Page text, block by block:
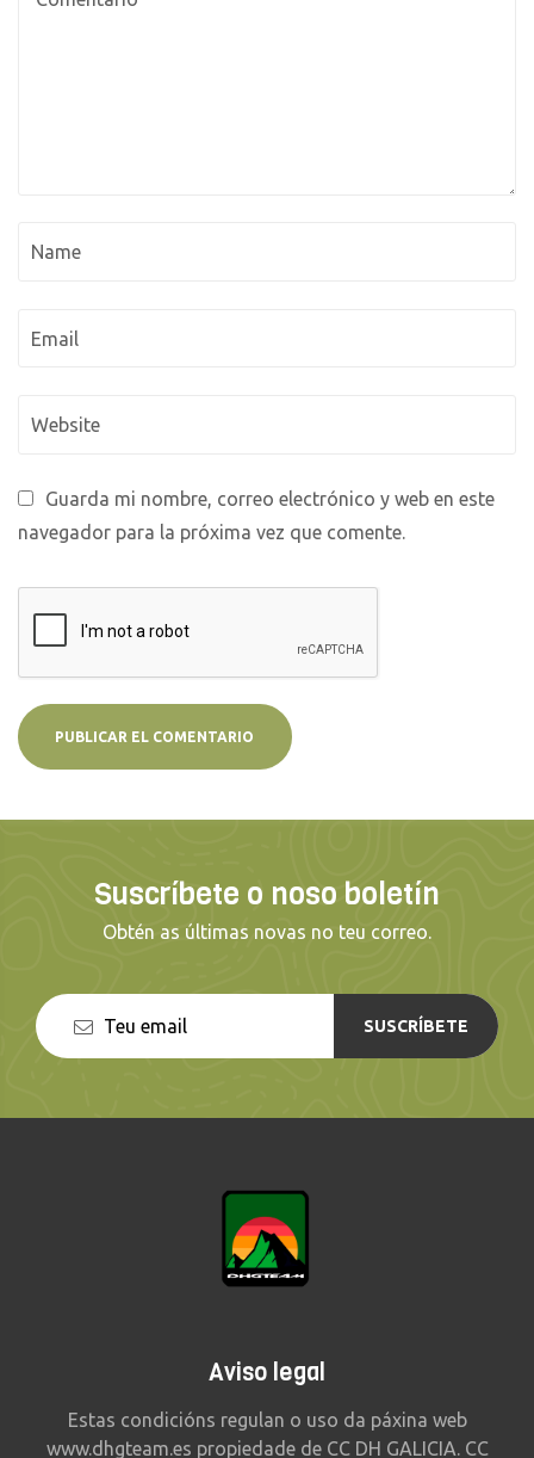
Guarda mi nombre, correo electrónico y web en este
navegador para la próxima vez que comente.
Suscríbete o noso boletín
Obtén as últimas novas no teu correo.
SUSCRÍBETE
Aviso legal
Estas condicións regulan o uso da páxina web
www.dhgteam.es propiedade de CC DH GALICIA. CC